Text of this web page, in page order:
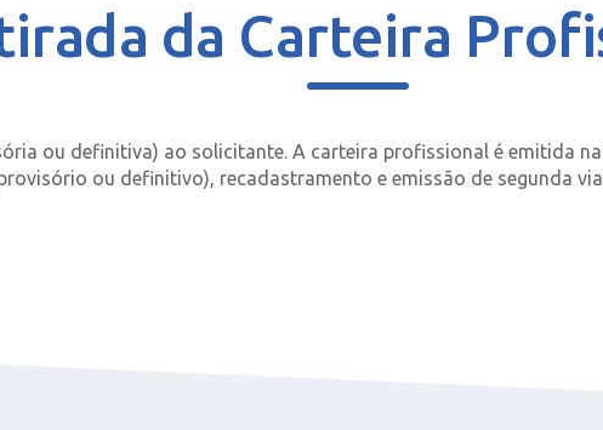
da Carteira
ou definitiva) ao solicitante. A carteira profissional é emitida
ou definitivo), recadastramento e emissão de segunda